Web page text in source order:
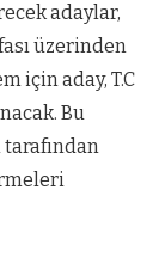
adaylar,
üzerinden
için aday, T.C
Bu